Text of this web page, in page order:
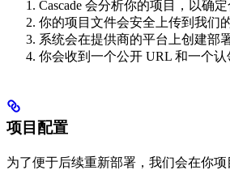
Cascade 会分析你的项目，以确
你的项目文件会安全上传到我们
系统会在提供商的平台上创建部
你会收到一个公开 URL 和一个认
项目配置
为了便于后续重新部署，我们会在你